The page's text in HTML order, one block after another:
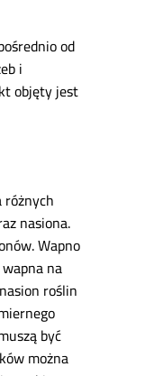
od
i
objęty jest
nasiona.
Wapno
na
roślin
być
można